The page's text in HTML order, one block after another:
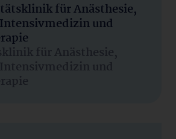
für Anästhesie,
und
für Anästhesie,
und